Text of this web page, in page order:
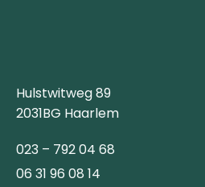
Hulstwitweg 89
2031BG Haarlem
023 – 792 04 68
06 31 96 08 14